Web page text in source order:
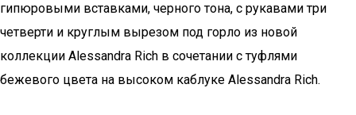
гипюровыми вставками, черного тона, с рукавами три
четверти и круглым вырезом под горло из новой
коллекции Alessandra Rich в сочетании с туфлями
бежевого цвета на высоком каблуке Alessandra Rich.